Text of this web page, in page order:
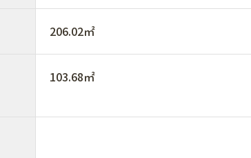
206.02㎡
103.68㎡